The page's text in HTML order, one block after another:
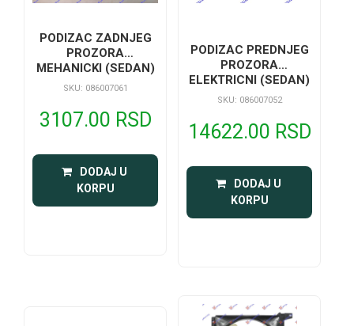
PODIZAC ZADNJEG
PROZORA
MEHANICKI (SEDAN)
SKU: 086007061
3107.00 RSD
DODAJ U
KORPU
PODIZAC PREDNJEG
PROZORA
ELEKTRICNI (SEDAN)
SKU: 086007052
14622.00 RSD
DODAJ U
KORPU